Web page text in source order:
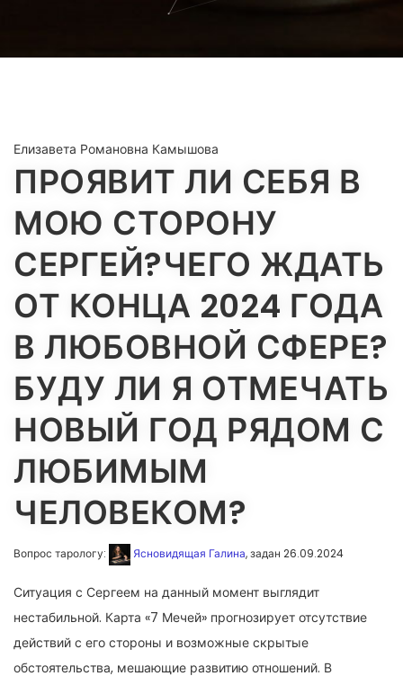
Елизавета Романовна Камышова
ПРОЯВИТ ЛИ СЕБЯ В
МОЮ СТОРОНУ
СЕРГЕЙ?ЧЕГО ЖДАТЬ
ОТ КОНЦА 2024 ГОДА
В ЛЮБОВНОЙ СФЕРЕ?
БУДУ ЛИ Я ОТМЕЧАТЬ
НОВЫЙ ГОД РЯДОМ С
ЛЮБИМЫМ
ЧЕЛОВЕКОМ?
Вопрос тарологу: Ясновидящая Галина, задан 26.09.2024
Ситуация с Сергеем на данный момент выглядит
нестабильной. Карта «7 Мечей» прогнозирует отсутствие
действий с его стороны и возможные скрытые
обстоятельства, мешающие развитию отношений. В